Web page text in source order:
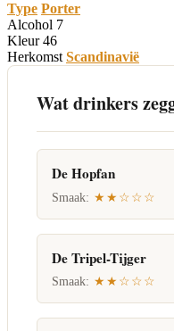
Type Porter
Alcohol 7
Kleur 46
Herkomst Scandinavië
Wat drinkers
De Hopfan
Smaak: ★★☆☆☆
De Tripel-Tijger
Smaak: ★★☆☆☆